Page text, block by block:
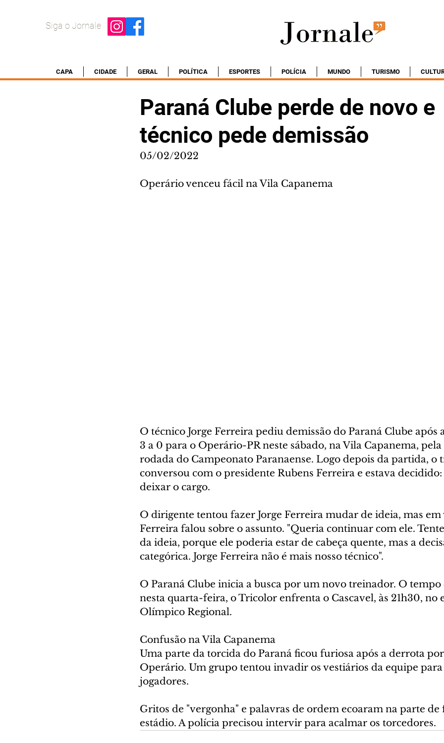
Siga o Jornale
CAPA CIDADE GERAL POLÍTICA ESPORTES POLÍCIA MUNDO TURISMO
Paraná Clube perde de novo e
técnico pede demissão
05/02/2022
Operário venceu fácil na Vila Capanema
O técnico Jorge Ferreira pediu demissão do Paraná Clube após
3 a 0 para o Operário-PR neste sábado, na Vila Capanema,
rodada do Campeonato Paranaense. Logo depois da partida, o
conversou com o presidente Rubens Ferreira e estava
deixar o cargo.
O dirigente tentou fazer Jorge Ferreira mudar de ideia, mas em
Ferreira falou sobre o assunto. "Queria continuar com ele.
da ideia, porque ele poderia estar de cabeça quente, mas a
categórica. Jorge Ferreira não é mais nosso técnico".
O Paraná Clube inicia a busca por um novo treinador. O tempo
nesta quarta-feira, o Tricolor enfrenta o Cascavel, às 21h30, no
Olímpico Regional.
Confusão na Vila Capanema
Uma parte da torcida do Paraná ficou furiosa após a derrota
Operário. Um grupo tentou invadir os vestiários da equipe para
jogadores.
Gritos de "vergonha" e palavras de ordem ecoaram na parte de
estádio. A polícia precisou intervir para acalmar os torcedores.